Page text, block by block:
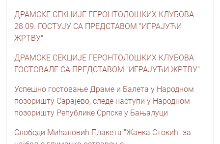
ДРАМСКЕ СЕКЦИЈЕ ГЕРОНТОЛОШКИХ КЛУБОВА
28.09. ГОСТУЈУ СА ПРЕДСТАВОМ "ИГРАЈУЋИ
ЖРТВУ"
ДРАМСКЕ СЕКЦИЈЕ ГЕРОНТОЛОШКИХ КЛУБОВА
ГОСТОВАЛЕ СА ПРЕДСТАВОМ "ИГРАЈУЋИ ЖРТВУ"
Успешно гостовање Драме и Балета у Народном
позоришту Сарајево, следе наступи у Народном
позоришту Републике Српске у Бањалуци
Слободи Мићаловић Плакета "Жанка Стокић" за